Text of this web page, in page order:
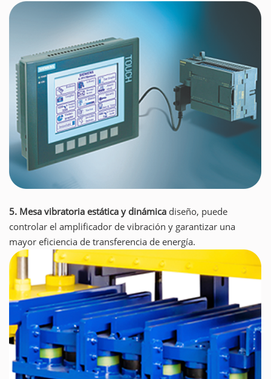
5. Mesa vibratoria estática y dinámica diseño, puede
controlar el amplificador de vibración y garantizar una
mayor eficiencia de transferencia de energía.